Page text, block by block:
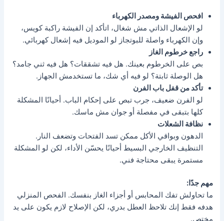
افحص الفيشة ومصدر الكهرباء
لو الإشعال الذاتي مش شغال، اتأكد إن الفيشة راكبة كويس،
وإن الكهرباء واصلة للبوتجاز لو الموديل فيه إشعال كهربائي.
راجع خرطوم الغاز
بص على الخرطوم بعينك. هل فيه تشققات؟ هل فيه ثني جامد؟
هل الوصلة ثابتة؟ لو فيه أي شك، ما تستخدمش الجهاز.
تأكد من قفل باب الفرن
لو الفرن ضعيف، جرب تبص على إحكام الباب. أحيانًا المشكلة
كلها بتبقى في مفصلة أو جوان مش ماسك.
نظافة الشعلات
الدهون وبواقي الأكل ممكن تسد الفتحات وتضعف النار.
التنظيف الخارجي البسيط أحيانًا يحسّن الأداء، لكن لو المشكلة
مستمرة يبقى محتاجة فني.
مهم جدًا:
ما تحاولش تفك المحابس أو أجزاء الغاز بنفسك. الفحص المنزلي
هدفه فقط إنك تلاحظ العطل بدري، لكن الإصلاح لازم يكون على يد
مختص.